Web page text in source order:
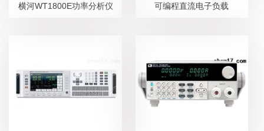
横河WT1800E功率分析仪 可编程直流电子负载